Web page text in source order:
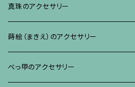
ブレスレット、バングル、その他
ネックレス・ペンダント
リング
ブレスレット・バングル、その他
イヤリング・ピアス
ネックレス、ペンダント
ブレスレット、その他
ブローチ
イヤリング・ピアス
ネックレス、ペンダント
真珠のアクセサリー
ブローチ
イヤリング・ピアス
蒔絵（まきえ）のアクセサリー
べっ甲に蒔絵のアクセサリー
べっ甲のアクセサリー